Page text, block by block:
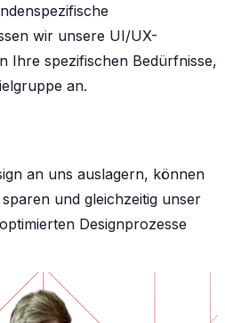
wir unsere UI/UX-
Ihre spezifischen Bedürfnisse,
an.
an uns auslagern, können
und gleichzeitig unser
Designprozesse